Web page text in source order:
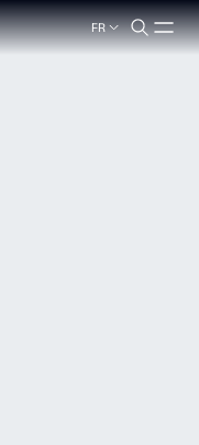
FR
Fermer